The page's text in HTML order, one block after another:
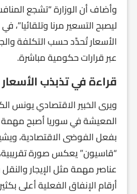
وأضاف أن الوزارة “تشجع
ليصبح التسعير مرنا وتلقائيا”،
الأسعار تُحدَّد حسب التكلفة
عبر قرارات حكومية مباشرة.
قراءة في تذبذب الأسعار
ويرى الخبير الاقتصادي يونس
المعيشة في سوريا أصبح
بفعل الفوضى الاقتصادية،
“قاسيون” يعكس صورة
عناصر مهمة مثل الإيجار
أرقام الإنفاق الفعلية أعلى